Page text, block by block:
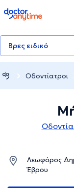
doctoranytime
Βρες ειδικό
Οδοντίατροι
Λεωφόρος
Έβρου